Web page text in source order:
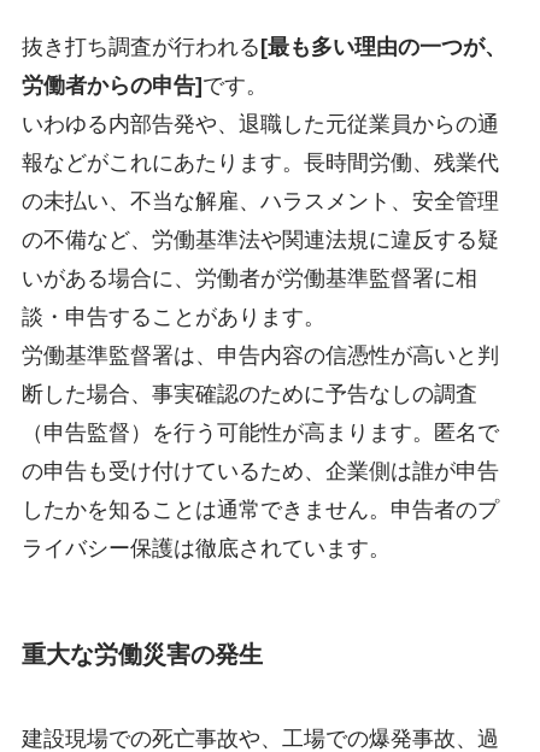
抜き打ち調査が行われる [最も多い理由の一つが、
労働者からの申告] です。
いわゆる内部告発や、退職した元従業員からの通
報などがこれにあたります。長時間労働、残業代
の未払い、不当な解雇、ハラスメント、安全管理
の不備など、労働基準法や関連法規に違反する疑
いがある場合に、労働者が労働基準監督署に相
談・申告することがあります。
労働基準監督署は、申告内容の信憑性が高いと判
断した場合、事実確認のために予告なしの調査
（申告監督）を行う可能性が高まります。匿名で
の申告も受け付けているため、企業側は誰が申告
したかを知ることは通常できません。申告者のプ
ライバシー保護は徹底されています。
重大な労働災害の発生
建設現場での死亡事故や、工場での爆発事故、過